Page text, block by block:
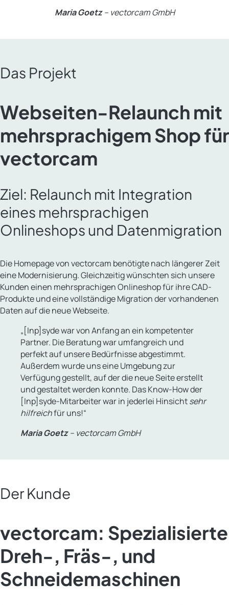
Maria Goetz– vectorcam GmbH
Das Projekt
Webseiten-Relaunch mit
mehrsprachigem Shop für
vectorcam
Ziel: Relaunch mit Integration
eines mehrsprachigen
Onlineshops und Datenmigration
Die Homepage von vectorcam benötigte nach längerer Zeit
eine Modernisierung. Gleichzeitig wünschten sich unsere
Kunden einen mehrsprachigen Onlineshop für ihre CAD-
Produkte und eine vollständige Migration der vorhandenen
Daten auf die neue Webseite.
„[Inp]syde war von Anfang an ein kompetenter
Partner. Die Beratung war umfangreich und
perfekt auf unsere Bedürfnisse abgestimmt.
Außerdem wurde uns eine Umgebung zur
Verfügung gestellt, auf der die neue Seite erstellt
und gestaltet werden konnte. Das Know-How der
[Inp]syde-Mitarbeiter war in jederlei Hinsichtsehr
hilfreichfür uns!“
Maria Goetz– vectorcam GmbH
Der Kunde
vectorcam: Spezialisierte
Dreh-, Fräs-, und
Schneidemaschinen